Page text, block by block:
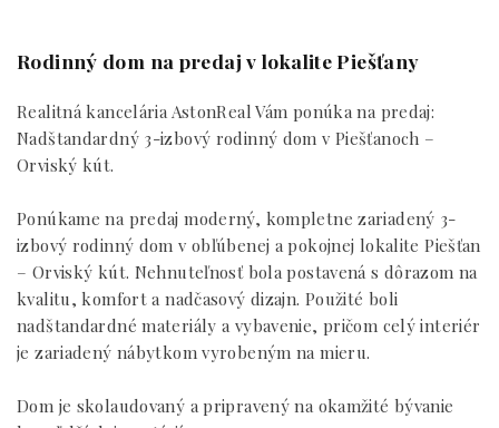
Rodinný dom na predaj v lokalite Piešťany
Realitná kancelária AstonReal Vám ponúka na predaj:
Nadštandardný 3-izbový rodinný dom v Piešťanoch –
Orviský kút.
Ponúkame na predaj moderný, kompletne zariadený 3-
izbový rodinný dom v obľúbenej a pokojnej lokalite Piešťan
– Orviský kút. Nehnuteľnosť bola postavená s dôrazom na
kvalitu, komfort a nadčasový dizajn. Použité boli
nadštandardné materiály a vybavenie, pričom celý interiér
je zariadený nábytkom vyrobeným na mieru.
Dom je skolaudovaný a pripravený na okamžité bývanie